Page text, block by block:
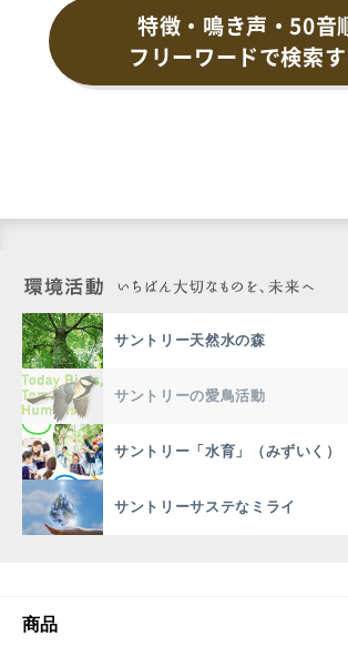
特徴・鳴き声・50音
フリーワードで検索
サントリー天然水の森
サントリーの愛鳥活動
サントリー「水育」（みずいく）
サントリーサステなミライ
商品